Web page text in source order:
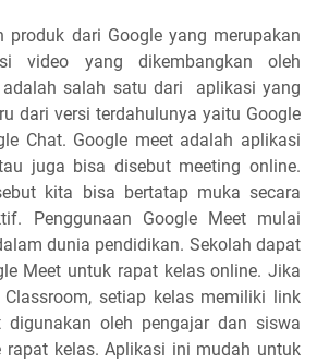
produk dari Google yang merupakan
video yang dikembangkan oleh
adalah salah satu dari aplikasi yang
dari versi terdahulunya yaitu Google
Chat. Google meet adalah aplikasi
juga bisa disebut meeting online.
kita bisa bertatap muka secara
Penggunaan Google Meet mulai
dunia pendidikan. Sekolah dapat
Meet untuk rapat kelas online. Jika
setiap kelas memiliki link
digunakan oleh pengajar dan siswa
rapat kelas. Aplikasi ini mudah untuk